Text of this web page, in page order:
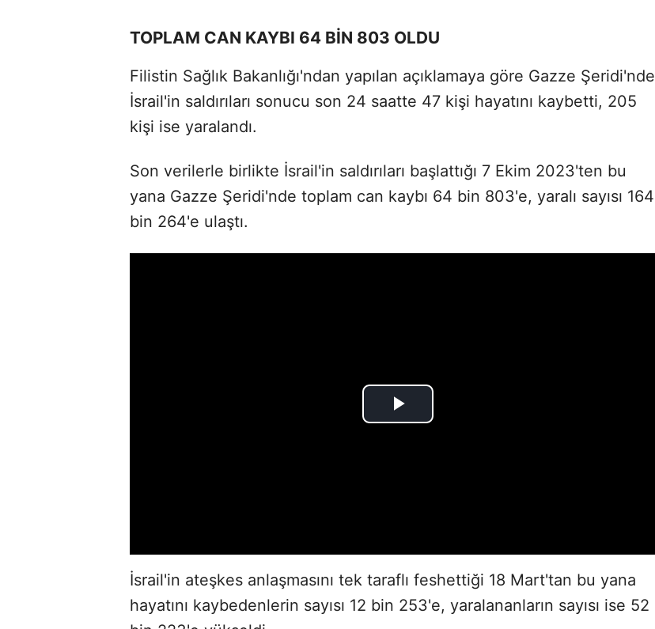
TOPLAM CAN KAYBI 64 BİN 803 OLDU
Filistin Sağlık Bakanlığı'ndan yapılan açıklamaya göre Gazze Şeridi'nde
İsrail'in saldırıları sonucu son 24 saatte 47 kişi hayatını kaybetti, 205
kişi ise yaralandı.
Son verilerle birlikte İsrail'in saldırıları başlattığı 7 Ekim 2023'ten bu
yana Gazze Şeridi'nde toplam can kaybı 64 bin 803'e, yaralı sayısı 164
bin 264'e ulaştı.
İsrail'in ateşkes anlaşmasını tek taraflı feshettiği 18 Mart'tan bu yana
hayatını kaybedenlerin sayısı 12 bin 253'e, yaralananların sayısı ise 52